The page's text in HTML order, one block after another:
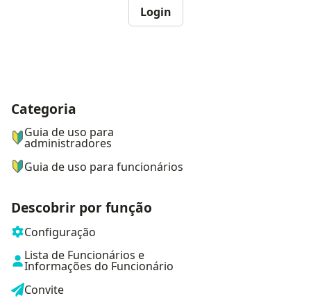
Login
ナビゲーションメニュー
Categoria
Guia de uso para
administradores
Guia de uso para funcionários
Descobrir por função
Configuração
Lista de Funcionários e
Informações do Funcionário
Convite